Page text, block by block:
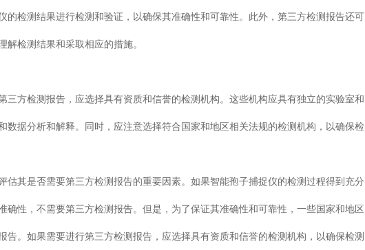
的检测结果进行检测和验证，以确保其准确性和可靠性。此外，第三方检测报告还可
解检测结果和采取相应的措施。
三方检测报告，应选择具有资质和信誉的检测机构。这些机构应具有独立的实验室和
数据分析和解释。同时，应注意选择符合国家和地区相关法规的检测机构，以确保检
估其是否需要第三方检测报告的重要因素。如果智能孢子捕捉仪的检测过程得到充分
确性，不需要第三方检测报告。但是，为了保证其准确性和可靠性，一些国家和地区
告。如果需要进行第三方检测报告，应选择具有资质和信誉的检测机构，以确保检测